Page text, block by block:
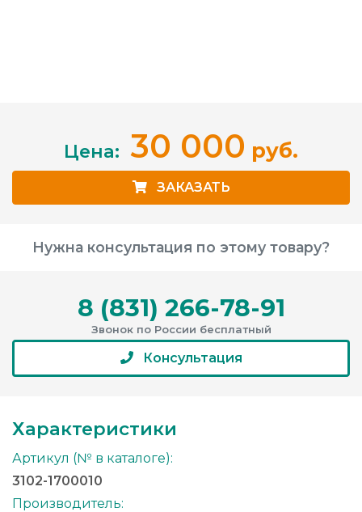
Цена: 30 000 руб.
ЗАКАЗАТЬ
Нужна консультация по этому товару?
8 (831) 266-78-91
Звонок по России бесплатный
Консультация
Характеристики
Артикул (№ в каталоге):
3102-1700010
Производитель: